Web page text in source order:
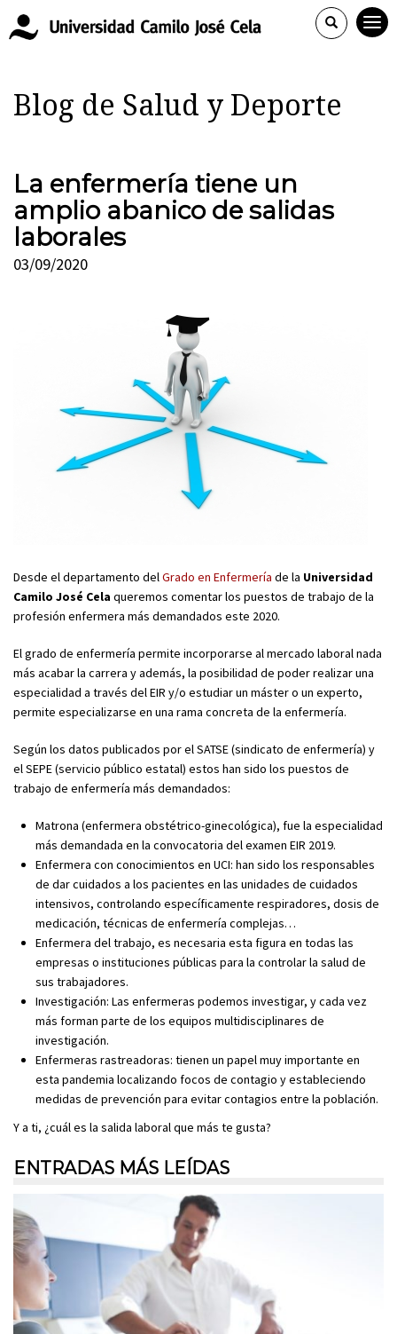
Blog de Salud y Deporte
La enfermería tiene un
amplio abanico de salidas
laborales
03/09/2020
Desde el departamento delGrado en Enfermería de la Universidad
Camilo José Cela queremos comentar los puestos de trabajo de la
profesión enfermera más demandados este 2020.
El grado de enfermería permite incorporarse al mercado laboral nada
más acabar la carrera y además, la posibilidad de poder realizar una
especialidad a través del EIR y/o estudiar un máster o un experto,
permite especializarse en una rama concreta de la enfermería.
Según los datos publicados por el SATSE (sindicato de enfermería) y
el SEPE (servicio público estatal) estos han sido los puestos de
trabajo de enfermería más demandados:
Matrona (enfermera obstétrico-ginecológica), fue la especialidad
más demandada en la convocatoria del examen EIR 2019.
Enfermera con conocimientos en UCI: han sido los responsables
de dar cuidados a los pacientes en las unidades de cuidados
intensivos, controlando específicamente respiradores, dosis de
medicación, técnicas de enfermería complejas…
Enfermera del trabajo, es necesaria esta figura en todas las
empresas o instituciones públicas para la controlar la salud de
sus trabajadores.
Investigación: Las enfermeras podemos investigar, y cada vez
más forman parte de los equipos multidisciplinares de
investigación.
Enfermeras rastreadoras: tienen un papel muy importante en
esta pandemia localizando focos de contagio y estableciendo
medidas de prevención para evitar contagios entre la población.
Y a ti, ¿cuál es la salida laboral que más te gusta?
ENTRADAS MÁS LEÍDAS